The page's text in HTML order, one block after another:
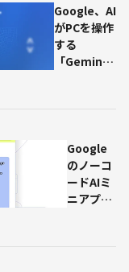
Google、AI
がPCを操作
する
「Gemini
開発者向け
に公開
──Claude
やOpenAI
Google
のノーコ
ードAIミ
ニアプリ